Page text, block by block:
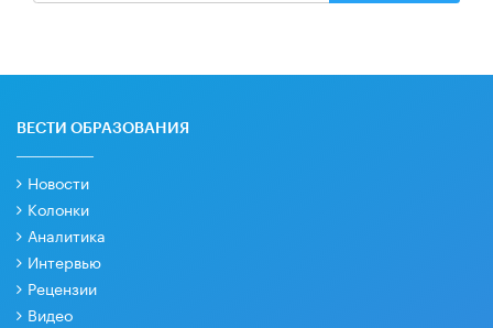
ВЕСТИ ОБРАЗОВАНИЯ
Новости
Колонки
Аналитика
Интервью
Рецензии
Видео